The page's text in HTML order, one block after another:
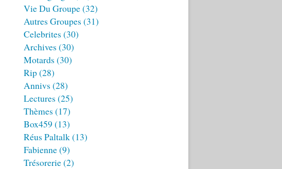
Vie Du Groupe(32)
Autres Groupes (31)
Celebrites (30)
Archives (30)
Motards (30)
Rip(28)
Annivs (28)
Lectures (25)
Thèmes (17)
Box459 (13)
Réus Paltalk(13)
Fabienne(9)
Trésorerie(2)